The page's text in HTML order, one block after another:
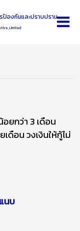
องกันและปราบปราม
Limited
ยกว่า 3 เดือน
เดือน วงเงินให้กู้ไม่
นบ